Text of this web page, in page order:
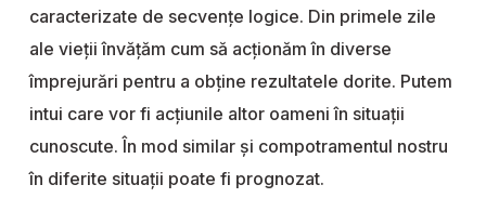
caracterizate de secvențe logice. Din primele zile
ale vieții învățăm cum să acționăm în diverse
împrejurări pentru a obține rezultatele dorite. Putem
intui care vor fi acțiunile altor oameni în situații
cunoscute. În mod similar și compotramentul nostru
în diferite situații poate fi prognozat.